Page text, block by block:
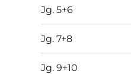
Jg. 5+6
Jg. 7+8
Jg. 9+10